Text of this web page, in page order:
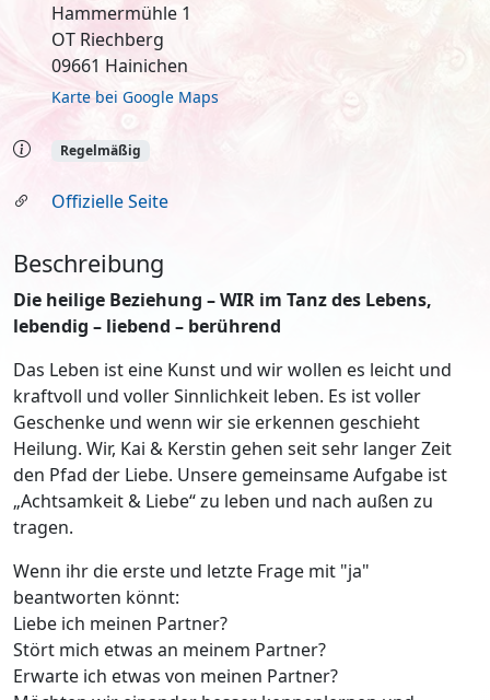
Hammermühle 1
OT Riechberg
09661 Hainichen
Karte bei Google Maps
Regelmäßig
Offizielle Seite
Beschreibung
Die heilige Beziehung – WIR im Tanz des Lebens,
lebendig – liebend – berührend
Das Leben ist eine Kunst und wir wollen es leicht und
kraftvoll und voller Sinnlichkeit leben. Es ist voller
Geschenke und wenn wir sie erkennen geschieht
Heilung. Wir, Kai & Kerstin gehen seit sehr langer Zeit
den Pfad der Liebe. Unsere gemeinsame Aufgabe ist
„Achtsamkeit & Liebe“ zu leben und nach außen zu
tragen.
Wenn ihr die erste und letzte Frage mit "ja"
beantworten könnt:
Liebe ich meinen Partner?
Stört mich etwas an meinem Partner?
Erwarte ich etwas von meinen Partner?